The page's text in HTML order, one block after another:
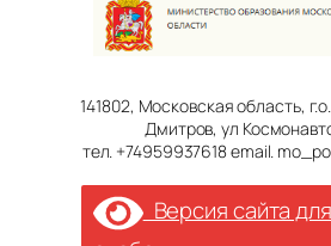
141802, Московская область,
Дмитров, ул
тел. +74959937618 email.
Версия сайта для